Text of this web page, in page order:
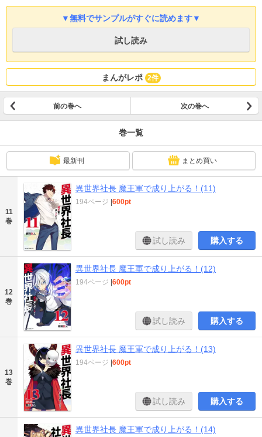
▼無料でサンプルがすぐに読めます▼
試し読み
まんがレポ 2件
前の巻へ 次の巻へ
巻一覧
最新刊 まとめ買い
11
巻
異世界社長 魔王軍で成り上がる！(11)
194ページ 600pt
試し読み 購入する
12
巻
異世界社長 魔王軍で成り上がる！(12)
194ページ 600pt
試し読み 購入する
13
巻
異世界社長 魔王軍で成り上がる！(13)
194ページ 600pt
試し読み 購入する
異世界社長 魔王軍で成り上がる！(14)